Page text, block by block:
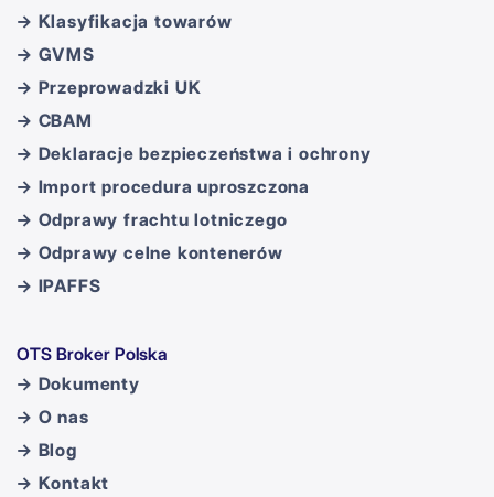
→ Klasyfikacja towarów
→ GVMS
→ Przeprowadzki UK
→ CBAM
→ Deklaracje bezpieczeństwa i ochrony
→ Import procedura uproszczona
→ Odprawy frachtu lotniczego
→ Odprawy celne kontenerów
→ IPAFFS
OTS Broker Polska
→ Dokumenty
→ O nas
→ Blog
→ Kontakt